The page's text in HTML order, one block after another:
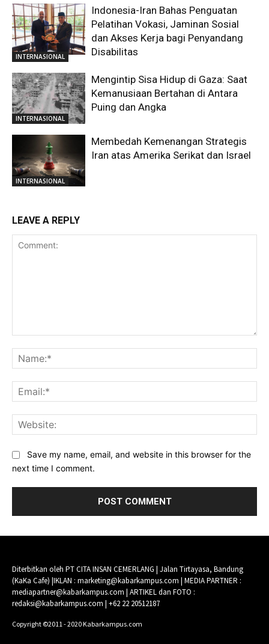
INTERNASIONAL
Indonesia-Iran Bahas Penguatan
Pelatihan Vokasi, Jaminan Sosial
dan Akses Kerja bagi Penyandang
Disabilitas
INTERNASIONAL
Mengintip Sisa Hidup di Gaza: Saat
Kemanusiaan Bertahan di Antara
Puing dan Angka
INTERNASIONAL
Membedah Kemenangan Strategis
Iran atas Amerika Serikat dan Israel
LEAVE A REPLY
Save my name, email, and website in this browser for the
next time I comment.
Diterbitkan oleh PT CITA INSAN CEMERLANG | Jalan Tirtayasa, Bandung
(KaKa Cafe) |IKLAN : marketing@kabarkampus.com | MEDIA PARTNER :
mediapartner@kabarkampus.com | ARTIKEL dan FOTO :
redaksi@kabarkampus.com | +62 22 20512187
Copyright ©2011 - 2020 Kabarkampus.com